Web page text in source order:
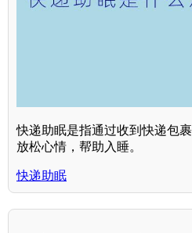
快递助眠是指通过收到快递包
放松心情，帮助入睡。
快递助眠